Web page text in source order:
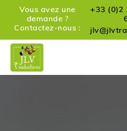
Vous avez une
demande ?
Contactez-nous :
+33 (0)2
PRÉSENTATION